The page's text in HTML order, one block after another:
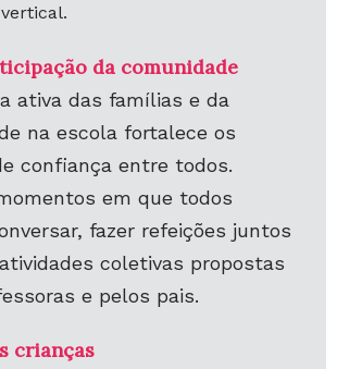
da comunidade
ativa das famílias e da
na escola fortalece os
confiança entre todos.
em que todos
fazer refeições juntos
coletivas propostas
e pelos pais.
crianças